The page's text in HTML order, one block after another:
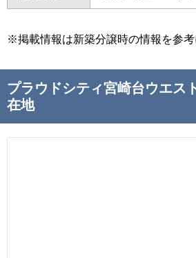
※掲載情報は新築分譲時の情報を参考
プラウドシティ宮崎台ウエス
在地